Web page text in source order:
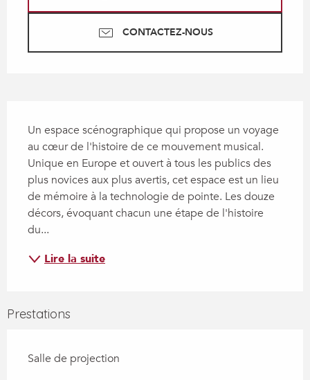
CONTACTEZ-NOUS
Un espace scénographique qui propose un voyage
au cœur de l'histoire de ce mouvement musical.
Unique en Europe et ouvert à tous les publics des
plus novices aux plus avertis, cet espace est un lieu
de mémoire à la technologie de pointe. Les douze
décors, évoquant chacun une étape de l'histoire
du...
Lire la suite
Prestations
Salle de projection